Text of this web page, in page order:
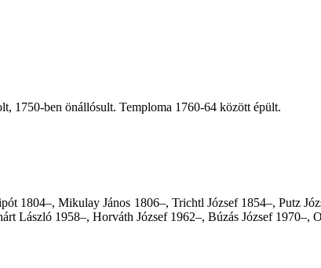
1750-ben önállósult. Temploma 1760-64 között épült.
1804–, Mikulay János 1806–, Trichtl József 1854–, Putz
László 1958–, Horváth József 1962–, Búzás József 1970–,